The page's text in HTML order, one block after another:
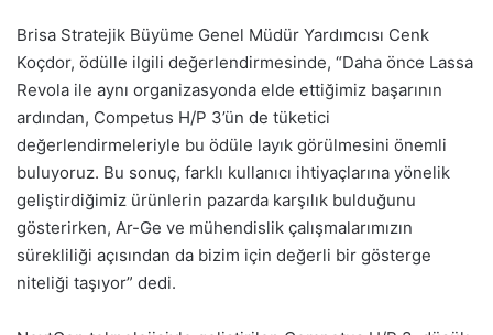
Brisa Stratejik Büyüme Genel Müdür Yardımcısı Cenk
Koçdor, ödülle ilgili değerlendirmesinde, “Daha önce Lassa
Revola ile aynı organizasyonda elde ettiğimiz başarının
ardından, Competus H/P 3’ün de tüketici
değerlendirmeleriyle bu ödüle layık görülmesini önemli
buluyoruz. Bu sonuç, farklı kullanıcı ihtiyaçlarına yönelik
geliştirdiğimiz ürünlerin pazarda karşılık bulduğunu
gösterirken, Ar-Ge ve mühendislik çalışmalarımızın
sürekliliği açısından da bizim için değerli bir gösterge
niteliği taşıyor” dedi.